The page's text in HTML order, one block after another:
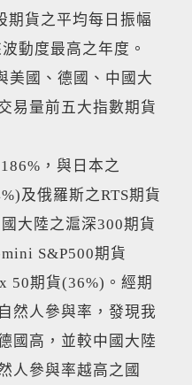
期貨之平均每日振幅
動度最高之年度。
美國、德國、中國大
易量前五大指數期貨
，與日本之
及俄羅斯之RTS期貨
大陸之滬深300期貨
S&P500期貨
50期貨(36%)。經期
然人參與率，發現我
國高，並較中國大陸
人參與率越高之國